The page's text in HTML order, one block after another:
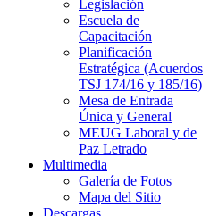
Legislación
Escuela de
Capacitación
Planificación
Estratégica (Acuerdos
TSJ 174/16 y 185/16)
Mesa de Entrada
Única y General
MEUG Laboral y de
Paz Letrado
Multimedia
Galería de Fotos
Mapa del Sitio
Descargas